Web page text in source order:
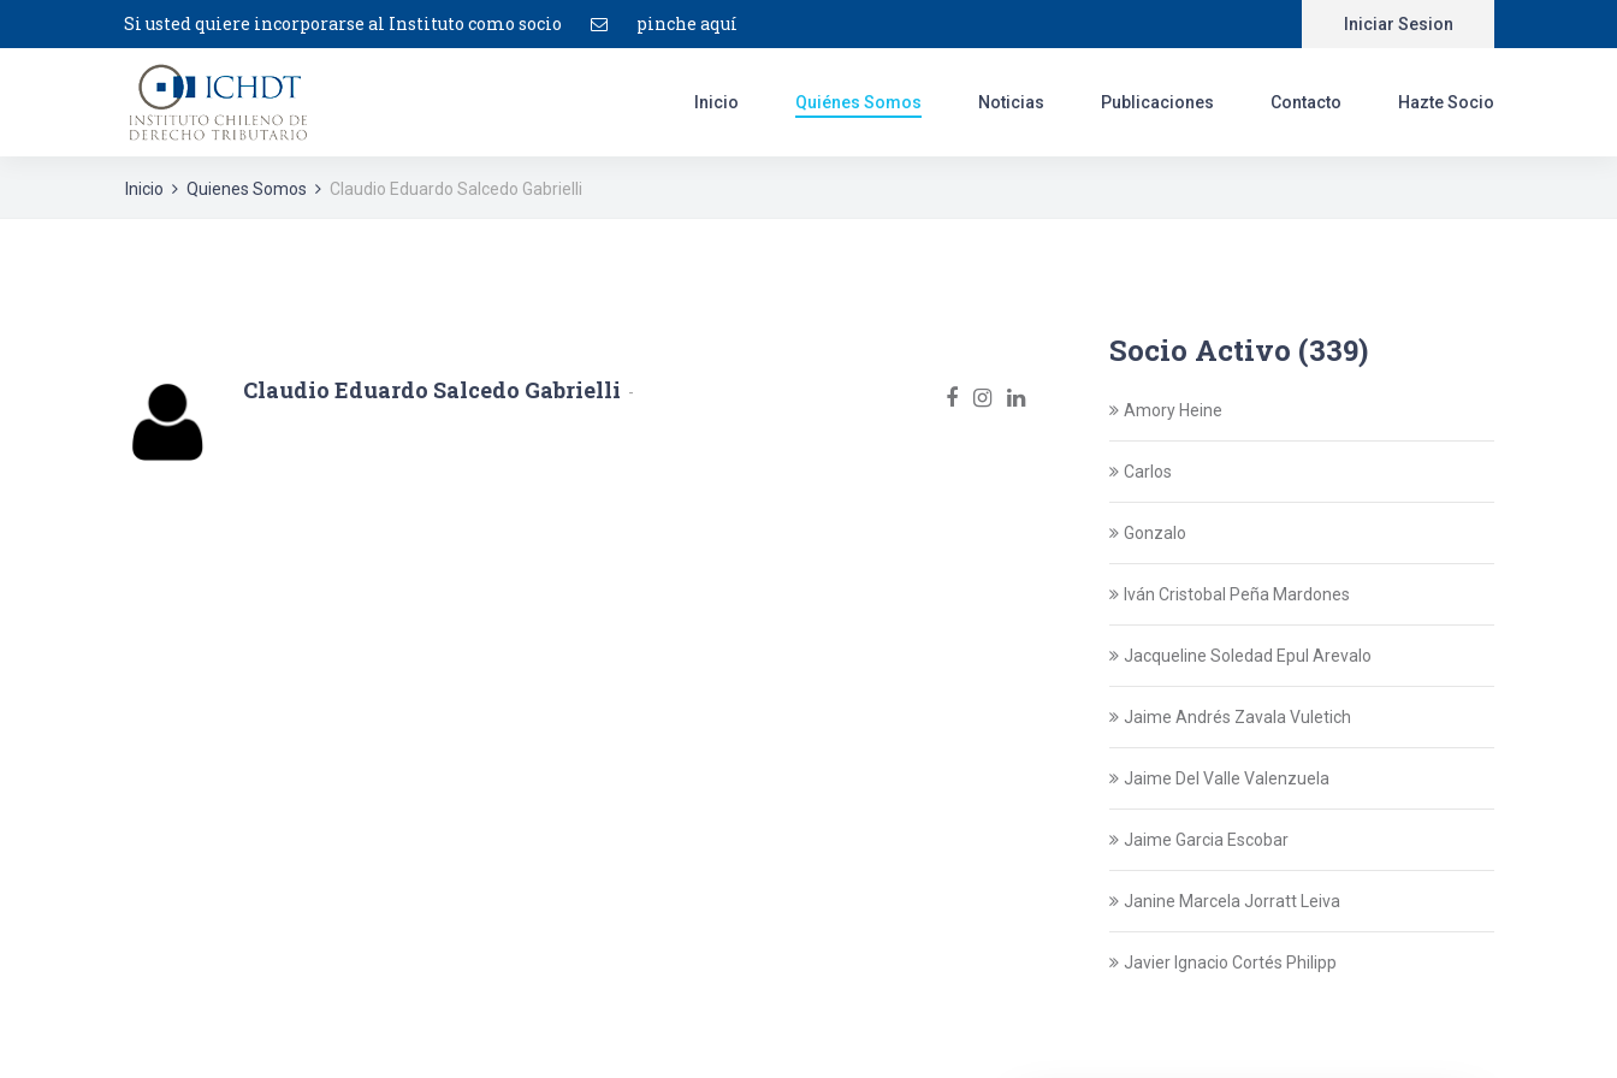
Si usted quiere incorporarse al Instituto como socio pinche aquí Iniciar Sesion
Inicio Quiénes Somos Noticias Publicaciones Contacto Hazte Socio
Inicio Quienes Somos Claudio Eduardo Salcedo Gabrielli
Claudio Eduardo Salcedo Gabrielli
Socio Activo (339)
Amory Heine
Carlos
Gonzalo
Iván Cristobal Peña Mardones
Jacqueline Soledad Epul Arevalo
Jaime Andrés Zavala Vuletich
Jaime Del Valle Valenzuela
Jaime Garcia Escobar
Janine Marcela Jorratt Leiva
Javier Ignacio Cortés Philipp